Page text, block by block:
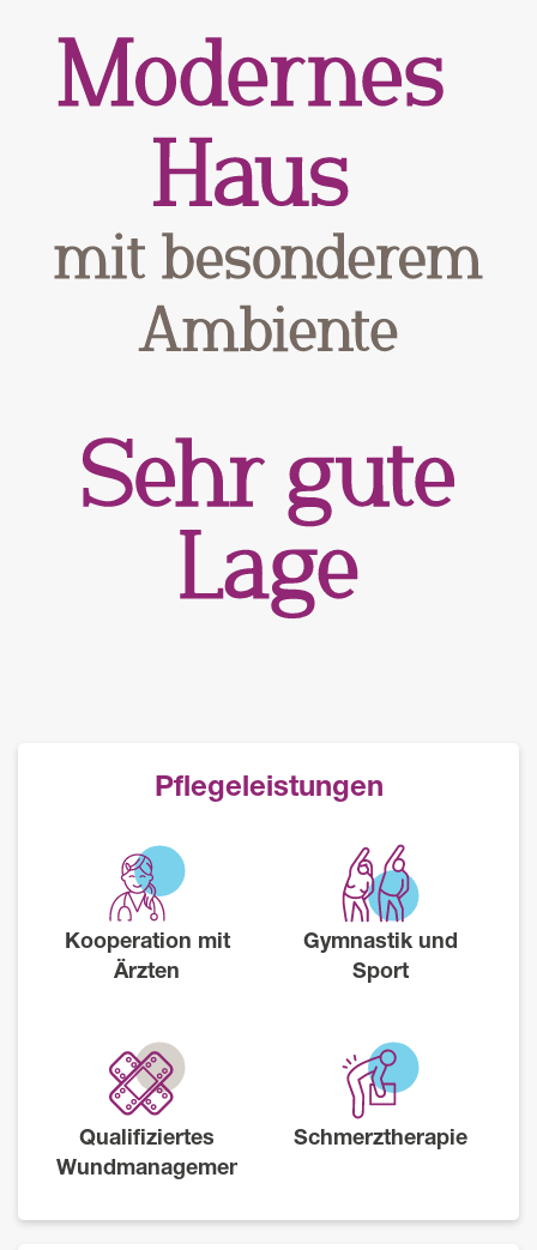
Pflegeleistungen
Kooperation mit
Ärzten
Gymnastik und
Sport
Qualifiziertes
Wundmanagement
Schmerztherapie